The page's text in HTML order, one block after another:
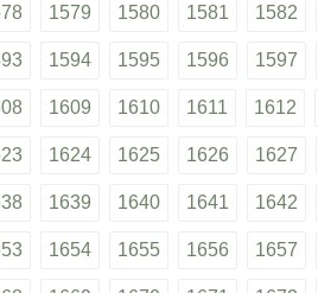
1579 1580 1581 1582
1594 1595 1596 1597
1609 1610 1611 1612
1624 1625 1626 1627
1639 1640 1641 1642
1654 1655 1656 1657